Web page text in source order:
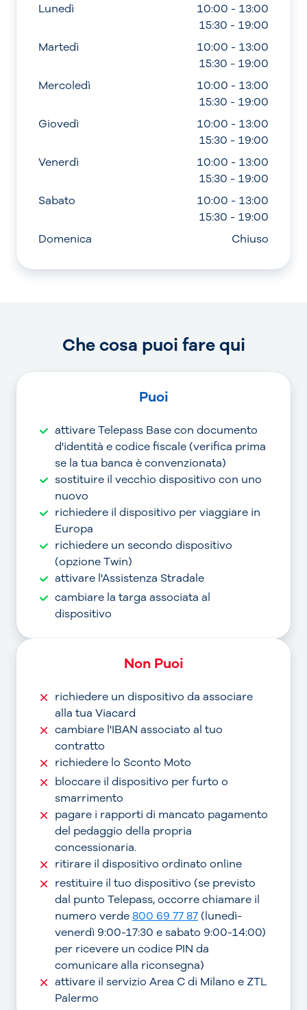
Lunedì
10:00 - 13:00
15:30 - 19:00
Martedì
10:00 - 13:00
15:30 - 19:00
Mercoledì
10:00 - 13:00
15:30 - 19:00
Giovedì
10:00 - 13:00
15:30 - 19:00
Venerdì
10:00 - 13:00
15:30 - 19:00
Sabato
10:00 - 13:00
15:30 - 19:00
Domenica
Chiuso
Che cosa puoi fare qui
Puoi
attivare Telepass Base con documento
d'identità e codice fiscale (verifica prima
se la tua banca è convenzionata)
sostituire il vecchio dispositivo con uno
nuovo
richiedere il dispositivo per viaggiare in
Europa
richiedere un secondo dispositivo
(opzione Twin)
attivare l'Assistenza Stradale
cambiare la targa associata al
dispositivo
Non Puoi
richiedere un dispositivo da associare
alla tua Viacard
cambiare l'IBAN associato al tuo
contratto
richiedere lo Sconto Moto
bloccare il dispositivo per furto o
smarrimento
pagare i rapporti di mancato pagamento
del pedaggio della propria
concessionaria.
ritirare il dispositivo ordinato online
restituire il tuo dispositivo (se previsto
dal punto Telepass, occorre chiamare il
numero verde800 69 77 87(lunedì-
venerdì 9:00-17:30 e sabato 9:00-14:00)
per ricevere un codice PIN da
comunicare alla riconsegna)
attivare il servizio Area C di Milano e ZTL
Palermo